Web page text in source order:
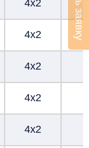
4х2
4х2
4х2
4х2
4х2